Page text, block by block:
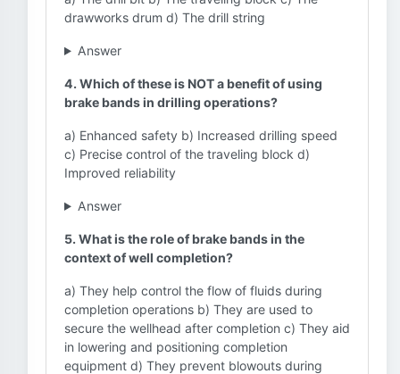
drawworks drum d) The drill string
Answer
4. Which of these is NOT a benefit of using
brake bands in drilling operations?
a) Enhanced safety b) Increased drilling speed
c) Precise control of the traveling block d)
Improved reliability
Answer
5. What is the role of brake bands in the
context of well completion?
a) They help control the flow of fluids during
completion operations b) They are used to
secure the wellhead after completion c) They aid
in lowering and positioning completion
equipment d) They prevent blowouts during